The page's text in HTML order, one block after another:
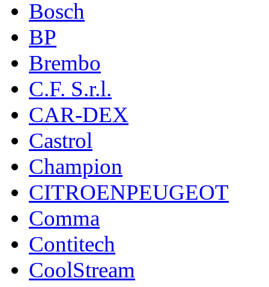
Bosch
BP
Brembo
C.F. S.r.l.
CAR-DEX
Castrol
Champion
CITROENPEUGEOT
Comma
Contitech
CoolStream